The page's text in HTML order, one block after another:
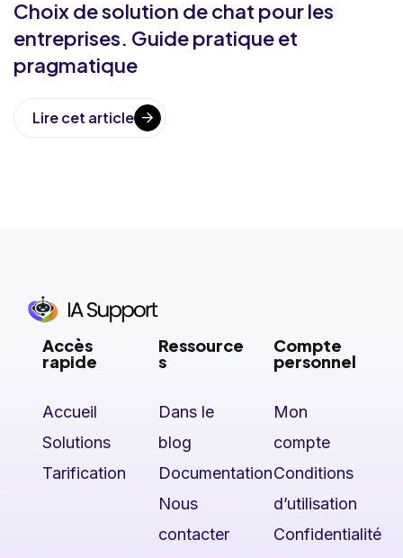
Choix de solution de chat pour les
entreprises. Guide pratique et
pragmatique
Lire cet article
Accès
rapide
Accueil
Solutions
Tarification
Ressource
s
Dans le
blog
Documentation
Nous
contacter
Compte
personnel
Mon
compte
Conditions
d’utilisation
Confidentialité